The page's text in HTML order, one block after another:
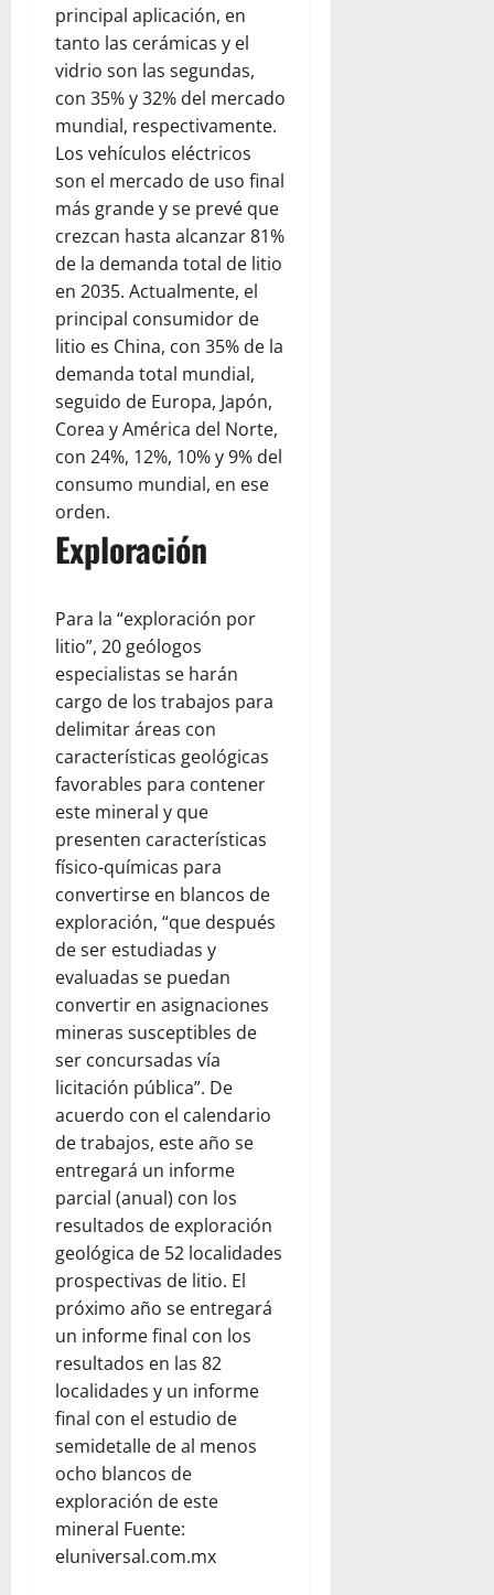
principal aplicación, en
tanto las cerámicas y el
vidrio son las segundas,
con 35% y 32% del mercado
mundial, respectivamente.
Los vehículos eléctricos
son el mercado de uso final
más grande y se prevé que
crezcan hasta alcanzar 81%
de la demanda total de litio
en 2035. Actualmente, el
principal consumidor de
litio es China, con 35% de la
demanda total mundial,
seguido de Europa, Japón,
Corea y América del Norte,
con 24%, 12%, 10% y 9% del
consumo mundial, en ese
orden.
Exploración
Para la “exploración por
litio”, 20 geólogos
especialistas se harán
cargo de los trabajos para
delimitar áreas con
características geológicas
favorables para contener
este mineral y que
presenten características
físico-químicas para
convertirse en blancos de
exploración, “que después
de ser estudiadas y
evaluadas se puedan
convertir en asignaciones
mineras susceptibles de
ser concursadas vía
licitación pública”. De
acuerdo con el calendario
de trabajos, este año se
entregará un informe
parcial (anual) con los
resultados de exploración
geológica de 52 localidades
prospectivas de litio. El
próximo año se entregará
un informe final con los
resultados en las 82
localidades y un informe
final con el estudio de
semidetalle de al menos
ocho blancos de
exploración de este
mineral Fuente:
eluniversal.com.mx